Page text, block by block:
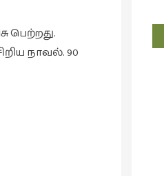
பெற்றது.
நாவல். 90